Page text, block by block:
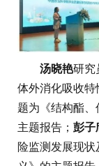
汤晓艳研究
体外消化吸收特
题为《结构酯、
主题报告； 彭子
险监测发展现